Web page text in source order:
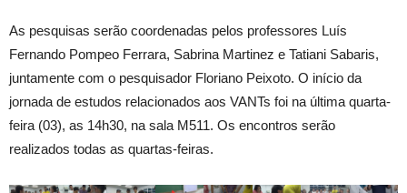
As pesquisas serão coordenadas pelos professores Luís
Fernando Pompeo Ferrara, Sabrina Martinez e Tatiani Sabaris,
juntamente com o pesquisador Floriano Peixoto. O início da
jornada de estudos relacionados aos VANTs foi na última quarta-
feira (03), as 14h30, na sala M511. Os encontros serão
realizados todas as quartas-feiras.